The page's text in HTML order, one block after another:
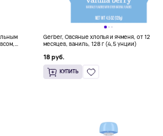
Gerber, Овсяные хлопья и ячменя, от 12
месяцев, ваниль, 128 г (4,5 унции)
18 руб.
КУПИТЬ